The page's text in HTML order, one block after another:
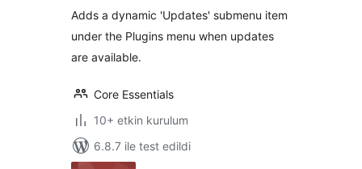
Adds a dynamic 'Updates' submenu item
under the Plugins menu when updates
are available.
Core Essentials
10+ etkin kurulum
6.8.7 ile test edildi